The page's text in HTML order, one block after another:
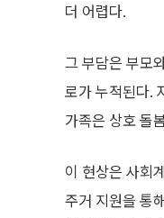
더 어렵다.
그 부담은 부모
로가 누적된다.
가족은 상호 돌
이 현상은 사회
주거 지원을 통